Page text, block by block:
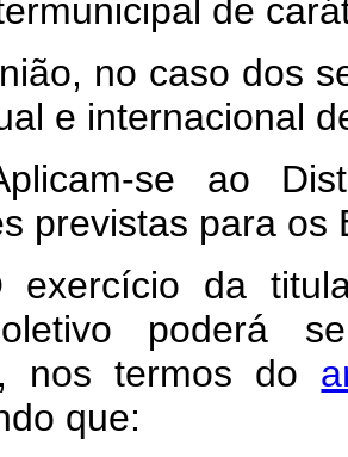
de
no caso dos
e internacional
se ao
previstas para os
exercício da
poderá
nos termos do
que: